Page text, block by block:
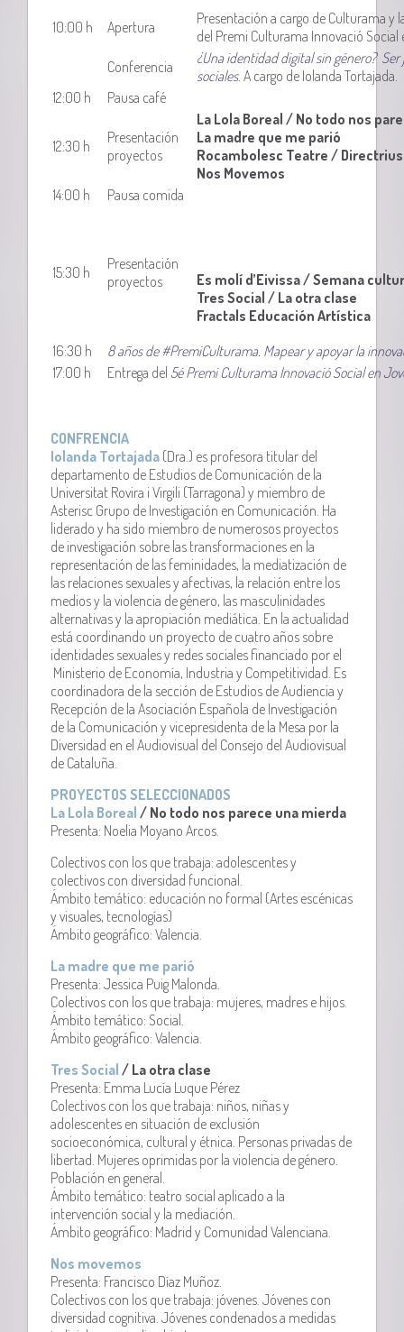
10:00 h Apertura
Presentación a cargo de Culturama y
del Premi Culturama Innovació
Conferencia
¿Una identidad digital sin género? Ser
sociales. A cargo de Iolanda Tortajada.
12:00 h
Pausa café
12:30 h
Presentación
proyectos
La Lola Boreal / No todo nos
La madre que me parió
Rocambolesc Teatre / Directrius
Nos Movemos
14:00 h
Pausa comida
15:30 h
Presentación
proyectos
Es molí d’Eivissa / Semana
Tres Social / La otra clase
Fractals Educación Artística
16:30 h
8 años de #PremiCulturama. Mapear y apoyar la
17:00 h
Entrega del 5é Premi Culturama Innovació Social en
CONFRENCIA
Iolanda Tortajada (Dra.) es profesora titular del
departamento de Estudios de Comunicación de la
Universitat Rovira i Virgili (Tarragona) y miembro de
Asterisc Grupo de Investigación en Comunicación. Ha
liderado y ha sido miembro de numerosos proyectos
de investigación sobre las transformaciones en la
representación de las feminidades, la mediatización de
las relaciones sexuales y afectivas, la relación entre los
medios y la violencia de género, las masculinidades
alternativas y la apropiación mediática. En la actualidad
está coordinando un proyecto de cuatro años sobre
identidades sexuales y redes sociales financiado por el
Ministerio de Economía, Industria y Competitividad. Es
coordinadora de la sección de Estudios de Audiencia y
Recepción de la Asociación Española de Investigación
de la Comunicación y vicepresidenta de la Mesa por la
Diversidad en el Audiovisual del Consejo del Audiovisual
de Cataluña.
PROYECTOS SELECCIONADOS
La Lola Boreal / No todo nos parece una mierda
Presenta: Noelia Moyano Arcos.
Colectivos con los que trabaja: adolescentes y
colectivos con diversidad funcional.
Ámbito temático: educación no formal (Artes escénicas
y visuales, tecnologías)
Ámbito geográfico: Valencia.
La madre que me parió
Presenta: Jessica Puig Malonda.
Colectivos con los que trabaja: mujeres, madres e hijos.
Ámbito temático: Social.
Ámbito geográfico: Valencia.
Tres Social / La otra clase
Presenta: Emma Lucía Luque Pérez
Colectivos con los que trabaja: niños, niñas y
adolescentes en situación de exclusión
socioeconómica, cultural y étnica. Personas privadas de
libertad. Mujeres oprimidas por la violencia de género.
Población en general.
Ámbito temático: teatro social aplicado a la
intervención social y la mediación.
Ámbito geográfico: Madrid y Comunidad Valenciana.
Nos movemos
Presenta: Francisco Díaz Muñoz.
Colectivos con los que trabaja: jóvenes. Jóvenes con
diversidad cognitiva. Jóvenes condenados a medidas